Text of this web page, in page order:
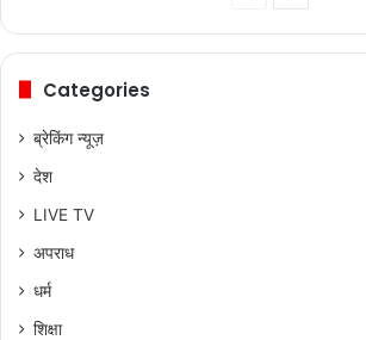
Categories
ब्रेकिंग न्यूज़
देश
LIVE TV
अपराध
धर्म
शिक्षा